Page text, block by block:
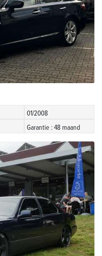
01/2008
Garantie : 48 maand